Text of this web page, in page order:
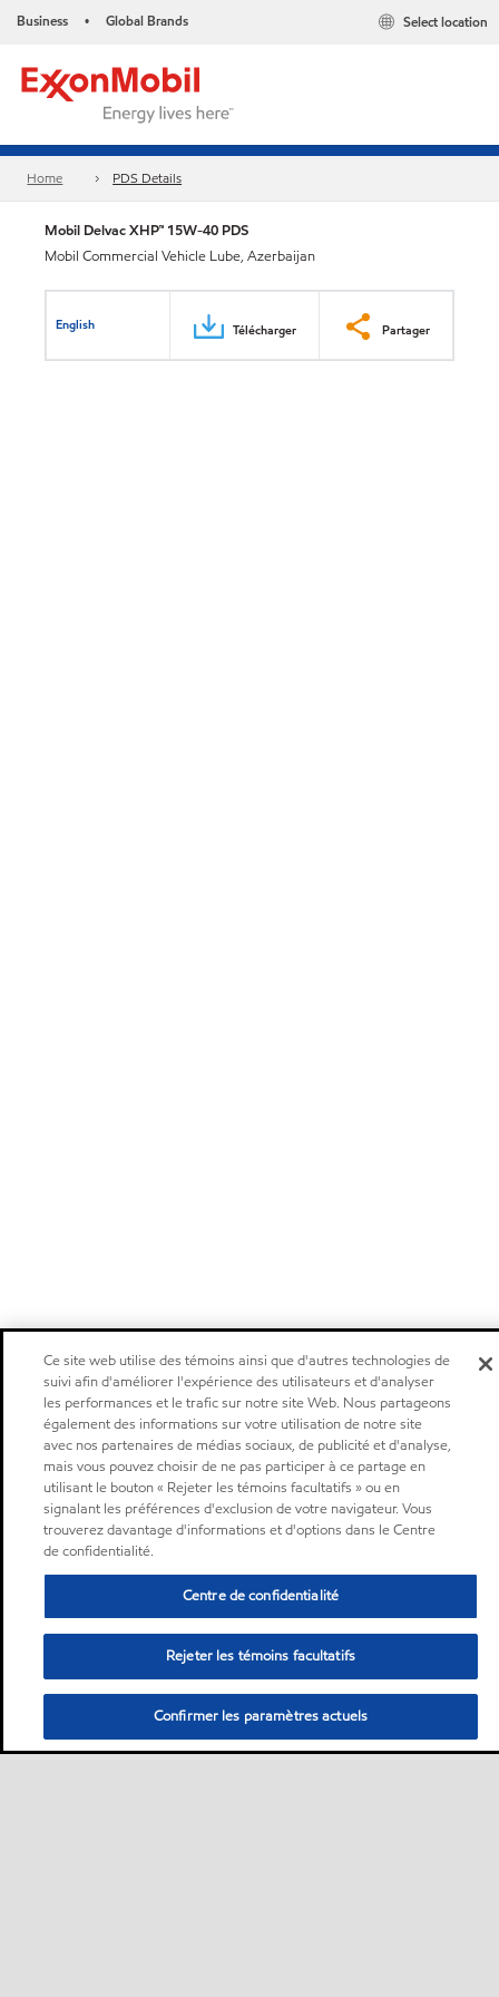
Business • Global Brands Select location
Home PDS Details
Mobil Delvac XHP™ 15W-40 PDS
Mobil Commercial Vehicle Lube, Azerbaijan
English Télécharger Partager
Ce site web utilise des témoins ainsi que d'autres technologies de
suivi afin d'améliorer l'expérience des utilisateurs et d'analyser
les performances et le trafic sur notre site Web. Nous partageons
également des informations sur votre utilisation de notre site
avec nos partenaires de médias sociaux, de publicité et d'analyse,
mais vous pouvez choisir de ne pas participer à ce partage en
utilisant le bouton « Rejeter les témoins facultatifs » ou en
signalant les préférences d'exclusion de votre navigateur. Vous
trouverez davantage d'informations et d'options dans le Centre
de confidentialité.
Centre de confidentialité
Rejeter les témoins facultatifs
Confirmer les paramètres actuels